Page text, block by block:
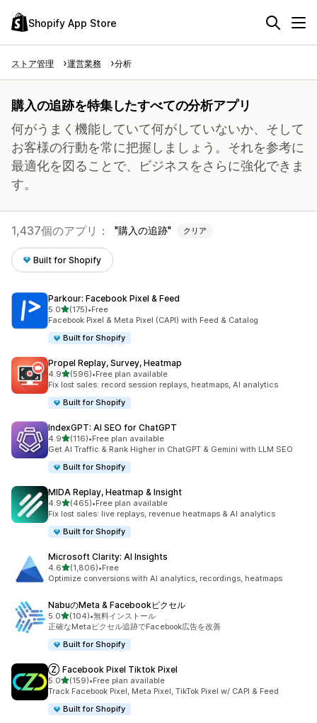
Shopify App Store
ストア管理 運営業務 分析
購入の追跡を特集したすべての分析アプリ
何がうまく機能していて何がしていないか、そして
お客様の行動を常に把握しましょう。それを参考に
最適化を図ることで、ビジネスをさらに強化できま
す。
1,437個のアプリ： 購入の追跡 クリア
Built for Shopify
Parkour: Facebook Pixel & Feed
5.05つ星中
(175)
合計レビュー数：175件
•Free
Facebook Pixel & Meta Pixel (CAPI) with Feed & Catalog
Built for Shopify
Propel Replay, Survey, Heatmap
4.95つ星中
(596)
合計レビュー数：596件
•Free plan available
Fix lost sales: record session replays, heatmaps, AI analytics
Built for Shopify
IndexGPT: AI SEO for ChatGPT
4.95つ星中
(116)
合計レビュー数：116件
•Free plan available
Get AI Traffic & Rank Higher in ChatGPT & Gemini with LLM SEO
Built for Shopify
MIDA Replay, Heatmap & Insight
4.95つ星中
(465)
合計レビュー数：465件
•Free plan available
Fix lost sales: live replays, revenue heatmaps & AI analytics
Built for Shopify
Microsoft Clarity: AI Insights
4.65つ星中
(1,806)
合計レビュー数：1806件
•Free
Optimize conversions with AI analytics, recordings, heatmaps
NabuのMeta & Facebookピクセル
5.05つ星中
(104)
合計レビュー数：104件
•無料インストール
正確なMetaピクセル追跡でFacebook広告を改善
Built for Shopify
Ⓩ Facebook Pixel Tiktok Pixel
5.05つ星中
(159)
合計レビュー数：159件
•Free plan available
Track Facebook Pixel, Meta Pixel, TikTok Pixel w/ CAPI & Feed
Built for Shopify